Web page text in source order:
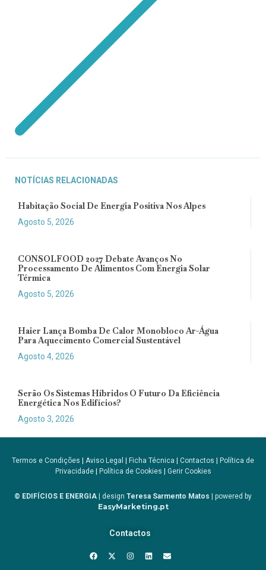
NOTÍCIAS RELACIONADAS
Habitação Social De Energia Positiva Nos Alpes
Agosto 5, 2026
CONSOLFOOD 2027 Debate Avanços No
Processamento De Alimentos Com Energia Solar
Térmica
Agosto 5, 2026
Haier Lança Bomba De Calor Monobloco Ar-Água
Para Aquecimento Comercial Sustentável
Agosto 4, 2026
Serão Os Sistemas Híbridos O Futuro Da Eficiência
Energética Nos Edifícios?
Agosto 3, 2026
Termos e Condições Aviso Legal Ficha Técnica Contactos
Política de
Privacidade| Política de Cookies Gerir Cookies
© EDIFÍCIOS E ENERGIA | design Teresa Sarmento Matos | powered by
EasyMarketing.pt
Contactos